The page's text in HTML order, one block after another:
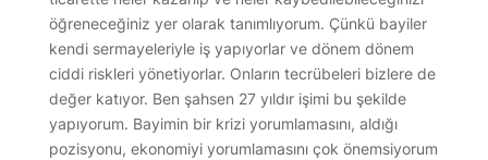
öğreneceğiniz yer olarak tanımlıyorum. Çünkü bayiler
kendi sermayeleriyle iş yapıyorlar ve dönem dönem
ciddi riskleri yönetiyorlar. Onların tecrübeleri bizlere de
değer katıyor. Ben şahsen 27 yıldır işimi bu şekilde
yapıyorum. Bayimin bir krizi yorumlamasını, aldığı
pozisyonu, ekonomiyi yorumlamasını çok önemsiyorum